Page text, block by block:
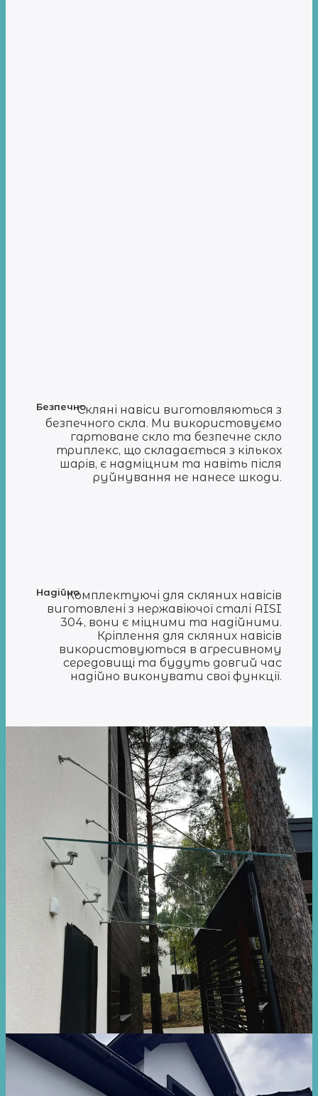
БезпечноСкляні навіси виготовляються з
безпечного скла. Ми використовуємо
гартоване скло та безпечне скло
триплекс, що складається з кількох
шарів, є надміцним та навіть після
руйнування не нанесе шкоди.
НадійноКомплектуючі для скляних навісів
виготовлені з нержавіючої сталі AISI
304, вони є міцними та надійними.
Кріплення для скляних навісів
використовуються в агресивному
середовищі та будуть довгий час
надійно виконувати свої функції.